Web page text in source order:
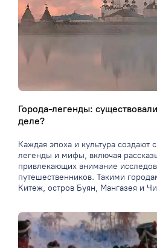
Города-легенды:
деле?
Каждая эпоха и культура создают
легенды и мифы, включая
привлекающих внимание
путешественников. Такими
Китеж, остров Буян, Мангазея и